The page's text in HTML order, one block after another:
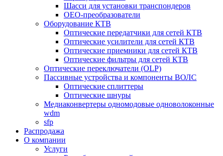
Шасси для установки транспондеров
OEO-преобразователи
Оборудование КТВ
Оптические передатчики для сетей КТВ
Оптические усилители для сетей КТВ
Оптические приемники для сетей КТВ
Оптические фильтры для сетей КТВ
Оптические переключатели (OLP)
Пассивные устройства и компоненты ВОЛС
Оптические сплиттеры
Оптические шнуры
Медиаконвертеры одномодовые одноволоконные
wdm
sfp
Распродажа
О компании
Услуги